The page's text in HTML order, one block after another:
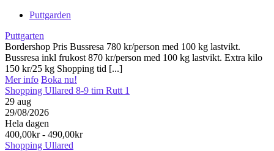
Puttgarden
Puttgarten
Bordershop Pris Bussresa 780 kr/person med 100 kg lastvikt.
Bussresa inkl frukost 870 kr/person med 100 kg lastvikt. Extra kilo
150 kr/25 kg Shopping tid [...]
Mer info Boka nu!
Shopping Ullared 8-9 tim Rutt 1
29 aug
29/08/2026
Hela dagen
400,00kr - 490,00kr
Shopping Ullared